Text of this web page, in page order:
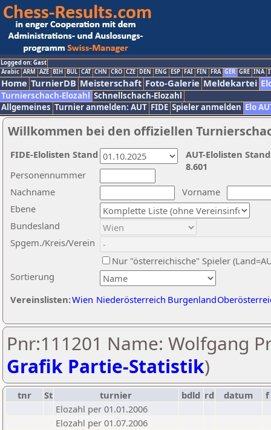
Logged on: Gast
Arabic ARM AZE BIH BUL CAT CHN CRO CZE DEN ENG ESP FAI FIN FRA GER GRE INA
Home TurnierDB Meisterschaft Foto-Galerie Meldekartei
Turnierschach-Elozahl Schnellschach-Elozahl
Allgemeines Turnier anmelden: AUT FIDE Spieler anmelden Elo
Willkommen bei den offiziellen
Nachname
Vorname
Ebene
Sortierung
Personennummer
Bundesland
Spgem./Kreis/Verein
Nur "österreichische" Spieler
Vereinslisten:Wien Niederösterreich Burgenland
AUT-Elolisten
8.601
FIDE-Elolisten Stand
Pnr:111201 Name: Wolfgang
Grafik Partie-Statistik)
tnr St turnier bdld rd datum
f
Elozahl per 01.01.2006
Elozahl per 01.07.2006